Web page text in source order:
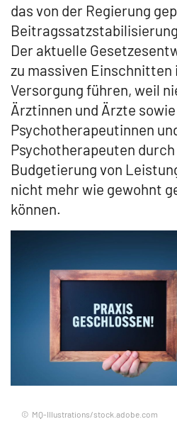
das von der Regierung
Der aktuelle
zu massiven Einschnitten
Versorgung führen, weil
Ärztinnen und Ärzte sowie
Psychotherapeutinnen
Psychotherapeuten
Budgetierung von
nicht mehr wie gewohnt
können.
MQ-Illustrations/stock.adobe.com